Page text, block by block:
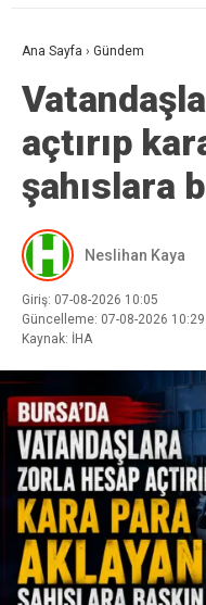
Ana Sayfa › Gündem
açtırıp
şahıslara
Neslihan Kaya
Giriş: 07-08-2026 10:05
Güncelleme: 07-08-2026 10:29
Kaynak: İHA